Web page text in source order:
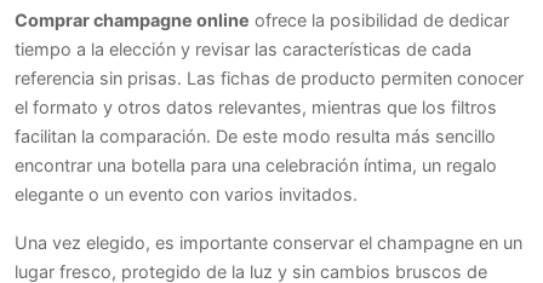
Comprar champagne online ofrece la posibilidad de dedicar
tiempo a la elección y revisar las características de cada
referencia sin prisas. Las fichas de producto permiten conocer
el formato y otros datos relevantes, mientras que los filtros
facilitan la comparación. De este modo resulta más sencillo
encontrar una botella para una celebración íntima, un regalo
elegante o un evento con varios invitados.
Una vez elegido, es importante conservar el champagne en un
lugar fresco, protegido de la luz y sin cambios bruscos de